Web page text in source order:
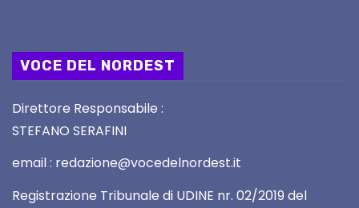
VOCE DEL NORDEST
Direttore Responsabile :
STEFANO SERAFINI
email : redazione@vocedelnordest.it
Registrazione Tribunale di UDINE nr. 02/2019 del